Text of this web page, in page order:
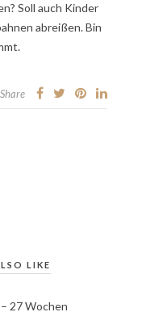
Soll auch Kinder
abreißen. Bin
Share
LIKE
27 Wochen